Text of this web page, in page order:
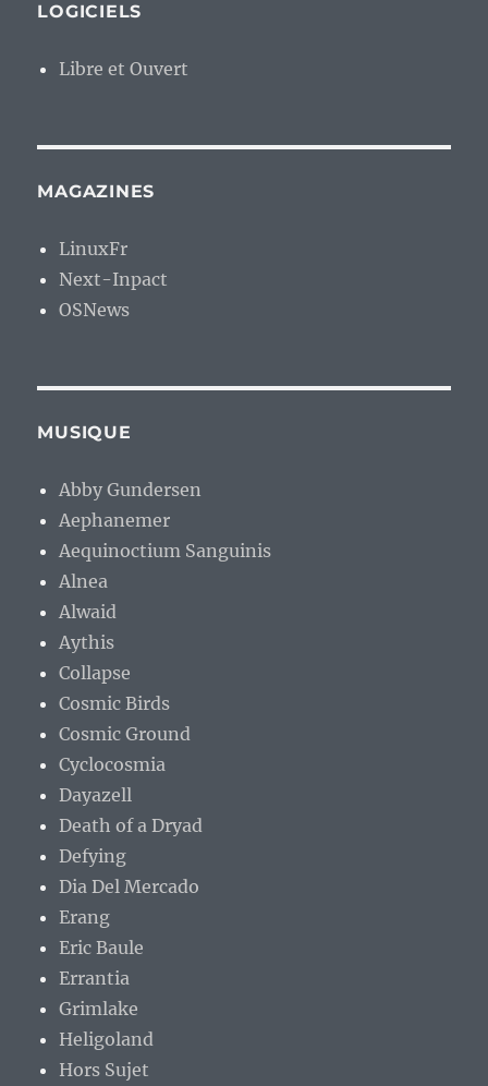
LOGICIELS
Libre et Ouvert
MAGAZINES
LinuxFr
Next-Inpact
OSNews
MUSIQUE
Abby Gundersen
Aephanemer
Aequinoctium Sanguinis
Alnea
Alwaid
Aythis
Collapse
Cosmic Birds
Cosmic Ground
Cyclocosmia
Dayazell
Death of a Dryad
Defying
Dia Del Mercado
Erang
Eric Baule
Errantia
Grimlake
Heligoland
Hors Sujet